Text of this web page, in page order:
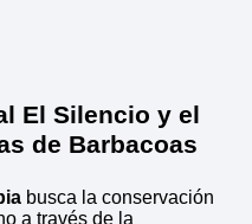
El Silencio y el
de Barbacoas
busca la conservación
a través de la